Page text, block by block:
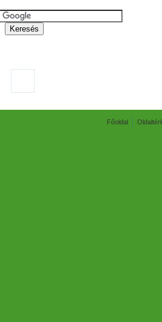
Főoldal